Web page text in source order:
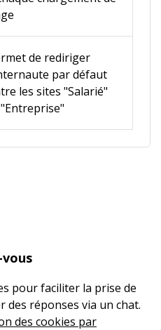
de rediriger
par défaut
les sites "Salarié"
pour faciliter la prise de
réponses via un chat.
des cookies par